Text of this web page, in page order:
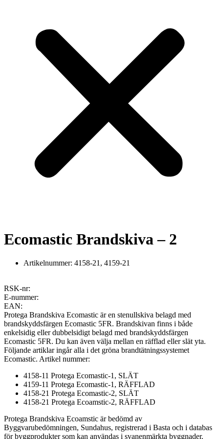
Ecomastic Brandskiva – 2
Artikelnummer: 4158-21, 4159-21
RSK-nr:
E-nummer:
EAN:
Protega Brandskiva Ecomastic är en stenullskiva belagd med
brandskyddsfärgen Ecomastic 5FR. Brandskivan finns i både
enkelsidig eller dubbelsidigt belagd med brandskyddsfärgen
Ecomastic 5FR. Du kan även välja mellan en räfflad eller slät yta.
Följande artiklar ingår alla i det gröna brandtätningssystemet
Ecomastic. Artikel nummer:
4158-11 Protega Ecomastic-1, SLÄT
4159-11 Protega Ecomastic-1, RÄFFLAD
4158-21 Protega Ecomastic-2, SLÄT
4158-21 Protega Ecoamstic-2, RÄFFLAD
Protega Brandskiva Ecoamstic är bedömd av
Byggvarubedömningen, Sundahus, registrerad i Basta och i databas
för byggprodukter som kan användas i svanenmärkta byggnader.